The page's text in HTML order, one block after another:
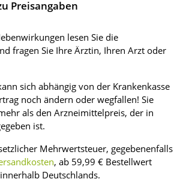
Preisangaben
lesen Sie die
fragen Sie Ihre Ärztin, Ihren Arzt oder
sich abhängig von der Krankenkasse
noch ändern oder wegfallen! Sie
als den Arzneimittelpreis, der in
ist.
Mehrwertsteuer, gegebenenfalls
, ab 59,99 € Bestellwert
Deutschlands.